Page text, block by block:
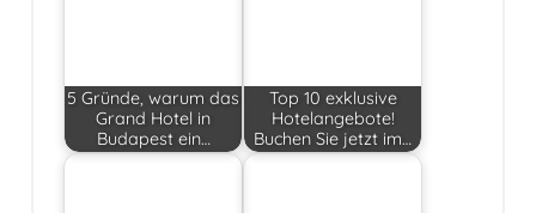
5 Gründe, warum das
Grand Hotel in
Budapest ein…
Top 10 exklusive
Hotelangebote!
Buchen Sie jetzt im…